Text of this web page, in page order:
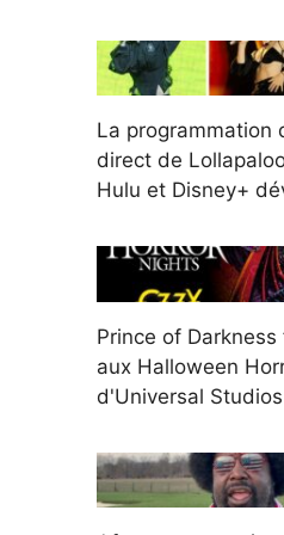
La programmation
direct de
Hulu et Disney+
Prince of
aux Halloween
d'Universal Studios